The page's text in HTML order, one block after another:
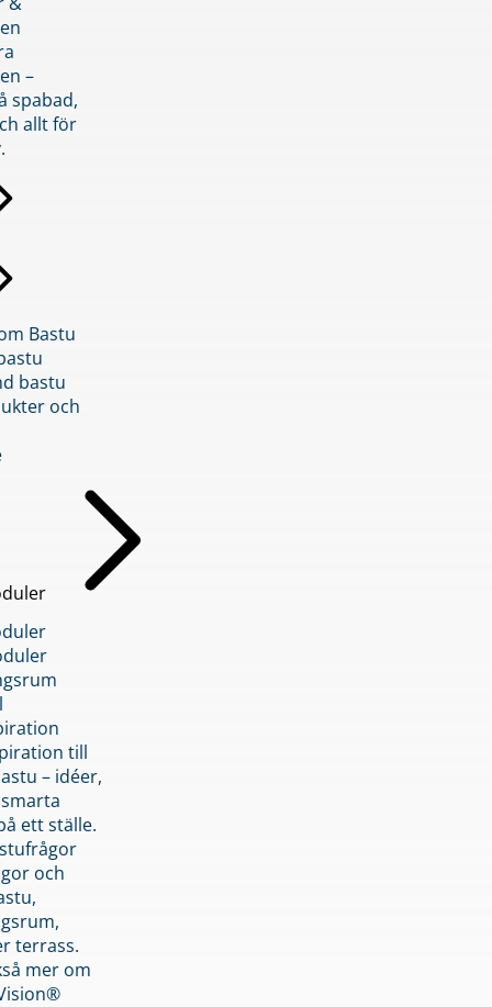
–
spabad,
allt för
Bastu
bastu
och
till
– idéer,
ett ställe.
och
terrass.
mer om